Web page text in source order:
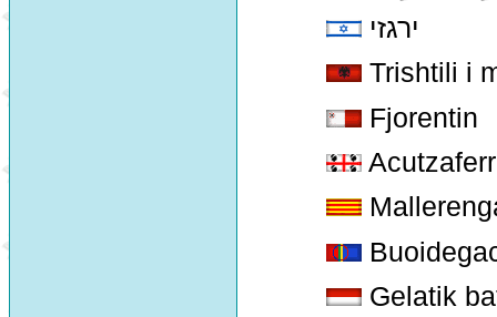
ירגזי
Trishtili i
Fjorentin
Gelatik